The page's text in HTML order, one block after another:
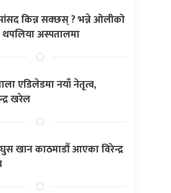
किन्न सक्छस् ? भन्ने ओलीको
थपलिया अस्पतालमा
एडिलेडमा नयाँ नेतृत्व,
खरेल
खान काठमाडौँ आएका विरेन्द्र